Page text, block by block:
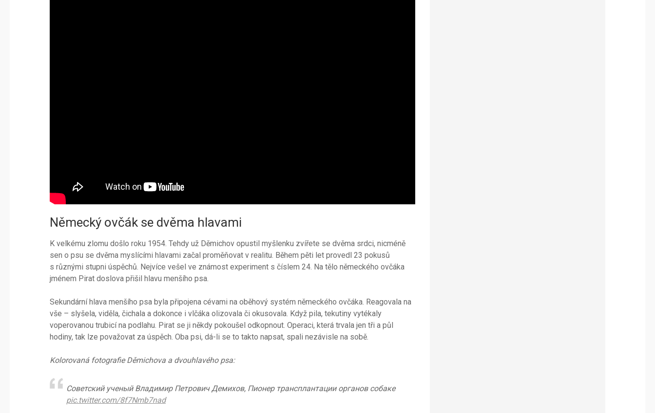
Německý ovčák se dvěma hlavami
K velkému zlomu došlo roku 1954. Tehdy už Děmichov opustil myšlenku zvířete se dvěma srdci, nicméně
sen o psu se dvěma myslícími hlavami začal proměňovat v realitu. Během pěti let provedl 23 pokusů
s různými stupni úspěchů. Nejvíce vešel ve známost experiment s číslem 24. Na tělo německého ovčáka
jménem Pirat doslova přišil hlavu menšího psa.
Sekundární hlava menšího psa byla připojena cévami na oběhový systém německého ovčáka. Reagovala na
vše – slyšela, viděla, čichala a dokonce i vlčáka olizovala či okusovala. Když pila, tekutiny vytékaly
voperovanou trubicí na podlahu. Pirat se ji někdy pokoušel odkopnout. Operaci, která trvala jen tři a půl
hodiny, tak lze považovat za úspěch. Oba psi, dá-li se to takto napsat, spali nezávisle na sobě.
Kolorovaná fotografie Děmichova a dvouhlavého psa:
Советский ученый Владимир Петрович Демихов, Пионер трансплантации органов собаке
pic.twitter.com/8f7Nmb7nad